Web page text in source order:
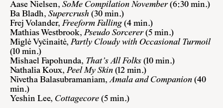
Aase Nielsen, SoMe Compilation November(6:30 min.)
Ba Bladh, Supercrush (30 min.)
Frej Volander,Freeform Falling(4 min.)
Mathias Westbrook,Pseudo Sorcerer(5 min.)
Miglė Vyčinaitė,Partly Cloudy with Occasional Turmoil
(10 min.)
Mishael Fapohunda, That’s All Folks (10 min.)
Nathalia Koux,Peel My Skin (12 min.)
Nivetha Balasubramaniam,Amala and Companion (40
min.)
Yeshin Lee, Cottagecore (5 min.)